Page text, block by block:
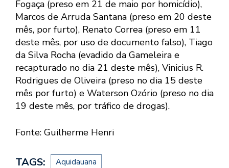
Fogaça (preso em 21 de maio por homicídio),
Marcos de Arruda Santana (preso em 20 deste
mês, por furto), Renato Correa (preso em 11
deste mês, por uso de documento falso), Tiago
da Silva Rocha (evadido da Gameleira e
recapturado no dia 21 deste mês), Vinicius R.
Rodrigues de Oliveira (preso no dia 15 deste
mês por furto) e Waterson Ozório (preso no dia
19 deste mês, por tráfico de drogas).
Fonte: Guilherme Henri
TAGS: Aquidauana